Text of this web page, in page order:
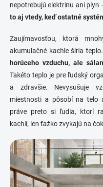
nepotrebujú elektrinu ani plyn
to aj vtedy, keď ostatné
Zaujímavosťou, ktorá
akumulačné kachle šíria
horúceho vzduchu, ale
Takéto teplo je pre ľudský
a zdravšie. Nevysušuje
miestnosti a pôsobí na telo
práve preto si ľudia, ktorí
kachlí, len ťažko zvykajú na